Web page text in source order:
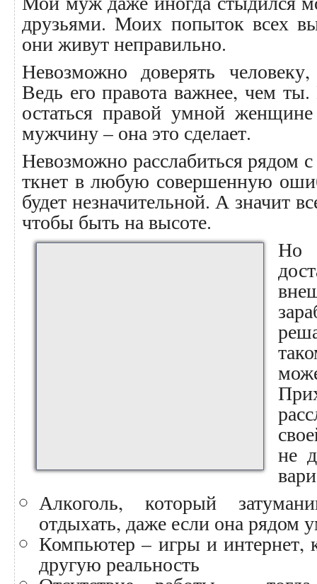
друзьями. Моих попыток всех
они живут неправильно.
Невозможно доверять
Ведь его правота важнее, чем
остаться правой умной
мужчину – она это сделает.
Невозможно расслабиться
ткнет в любую совершенную
будет незначительной. А значит
чтобы быть на высоте.
не
Алкоголь, который
отдыхать, даже если она рядом
Компьютер – игры и интернет,
другую реальность